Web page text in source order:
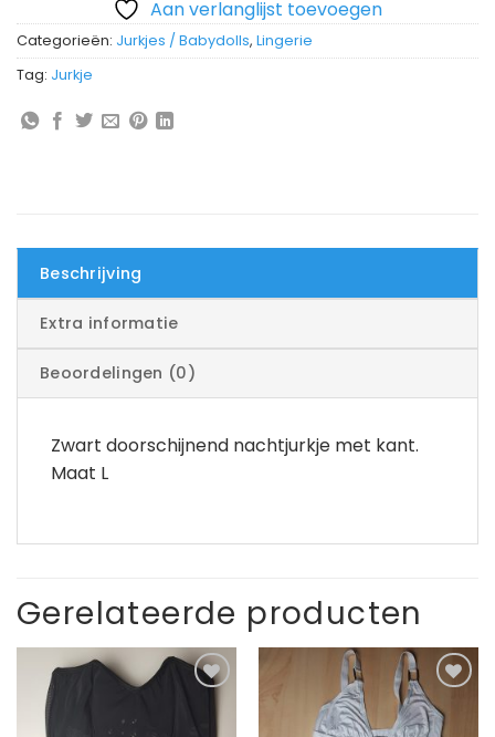
Aan verlanglijst toevoegen
Categorieën: Jurkjes / Babydolls, Lingerie
Tag: Jurkje
Beschrijving
Extra informatie
Beoordelingen (0)
Zwart doorschijnend nachtjurkje met kant.
Maat L
Gerelateerde producten